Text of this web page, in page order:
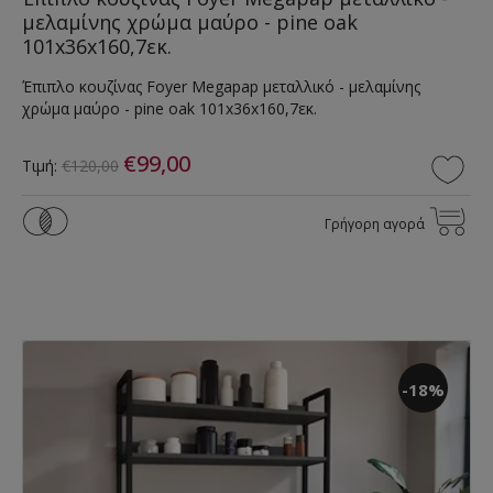
μελαμίνης χρώμα μαύρο - pine oak
101x36x160,7εκ.
Έπιπλο κουζίνας Foyer Megapap μεταλλικό - μελαμίνης
χρώμα μαύρο - pine oak 101x36x160,7εκ.
Τιμή: €120,00 €99,00
Γρήγορη αγορά
-18%